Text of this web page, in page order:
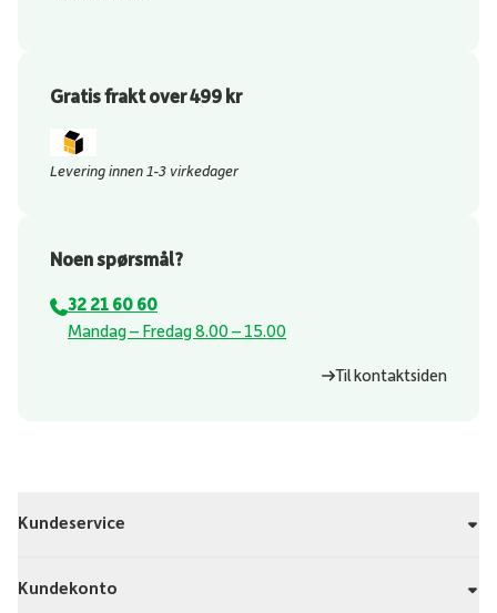
Gratis frakt over 499 kr
Levering innen 1-3 virkedager
Noen spørsmål?
32 21 60 60
⁠Mandag – Fredag 8.00 – 15.00
Til kontaktsiden
Kundeservice
Kundekonto